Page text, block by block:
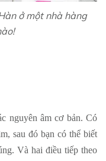
ở một nhà hàng
nguyên âm cơ bản. Có
sau đó bạn có thể biết
Và hai điều tiếp theo